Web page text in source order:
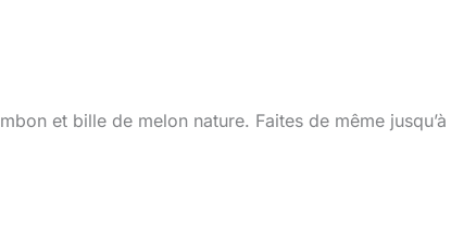
et bille de melon nature. Faites de même jusqu’à